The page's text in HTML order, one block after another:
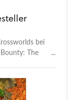
bei
The